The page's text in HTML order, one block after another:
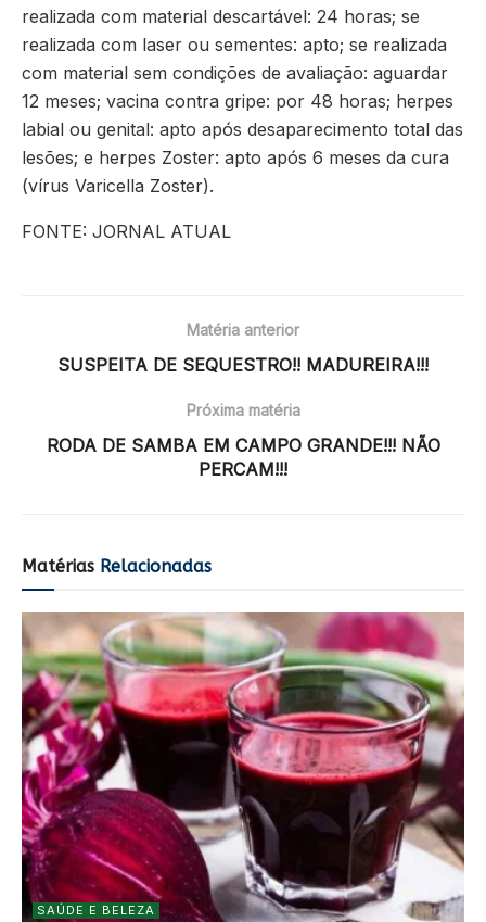
realizada com material descartável: 24 horas; se
realizada com laser ou sementes: apto; se realizada
com material sem condições de avaliação: aguardar
12 meses; vacina contra gripe: por 48 horas; herpes
labial ou genital: apto após desaparecimento total das
lesões; e herpes Zoster: apto após 6 meses da cura
(vírus Varicella Zoster).
FONTE: JORNAL ATUAL
Matéria anterior
SUSPEITA DE SEQUESTRO!! MADUREIRA!!!
Próxima matéria
RODA DE SAMBA EM CAMPO GRANDE!!! NÃO
PERCAM!!!
Matérias Relacionadas
SAÚDE E BELEZA